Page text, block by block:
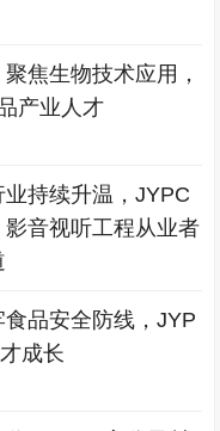
焦生物技术应用，
产业人才
持续升温，JYPC
音视听工程从业者
品安全防线，JYP
成长